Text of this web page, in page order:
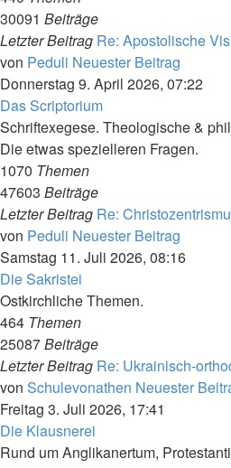
30091 Beiträge
Letzter Beitrag Re: Apostolische
von Peduli Neuester Beitrag
Donnerstag 9. April 2026, 07:22
Das Scriptorium
Schriftexegese. Theologische &
Die etwas spezielleren Fragen.
1070 Themen
47603 Beiträge
Letzter Beitrag Re:
von Peduli Neuester Beitrag
Samstag 11. Juli 2026, 08:16
Die Sakristei
Ostkirchliche Themen.
464 Themen
25087Beiträge
Letzter Beitrag Re: Ukrainisch-
von Schulevonathen Neuester
Freitag 3. Juli 2026, 17:41
Die Klausnerei
Rund um Anglikanertum,